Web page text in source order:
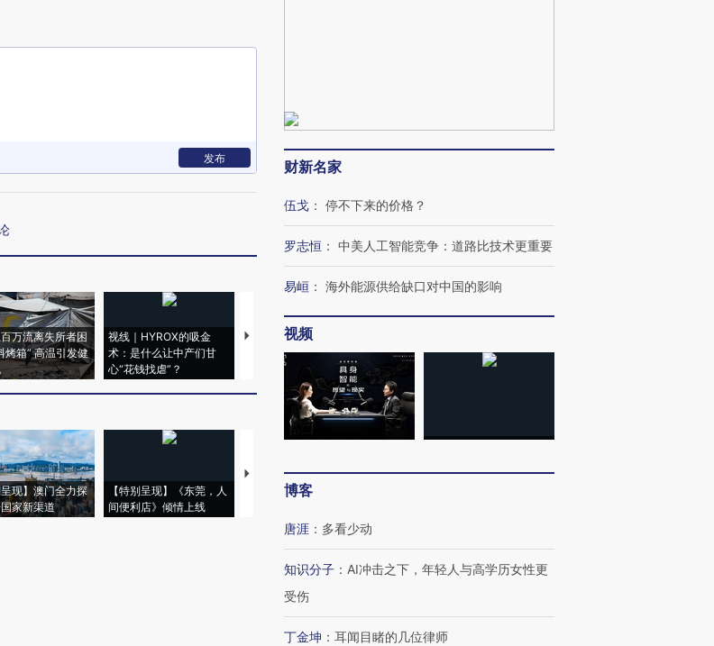
发布
万流离失所者困
烤箱” 高温引发健
视线｜HYROX的吸金
术：是什么让中产们甘
心“花钱找虐”？
马航飞行员跨国走私7万
粒摇头丸 尿检体内含3种
度Z世代 用街头抗争将教
机”？难民潮撕裂西班牙
现】澳门全力探
家新渠道
【特别呈现】《东莞，人
间便利店》倾情上线
【推广】走进第四届链博
会，让数智科技“链”接产
【商旅对话】华住集团
财新名家
伍戈 ： 停不下来的价格？
罗志恒 ： 中美人工智能竞争：道路比技术更重要
易峘 ： 海外能源供给缺口对中国的影响
视频
博客
唐涯 ： 多看少动
知识分子 ： AI冲击之下，年轻人与高学历女性更
受伤
丁金坤 ： 耳闻目睹的几位律师